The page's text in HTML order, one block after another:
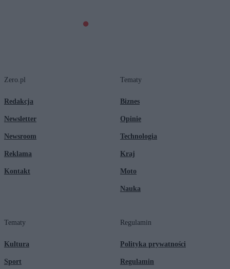
Zero.pl
Redakcja
Newsletter
Newsroom
Reklama
Kontakt
Tematy
Biznes
Opinie
Technologia
Kraj
Moto
Nauka
Tematy
Kultura
Sport
Regulamin
Polityka prywatności
Regulamin